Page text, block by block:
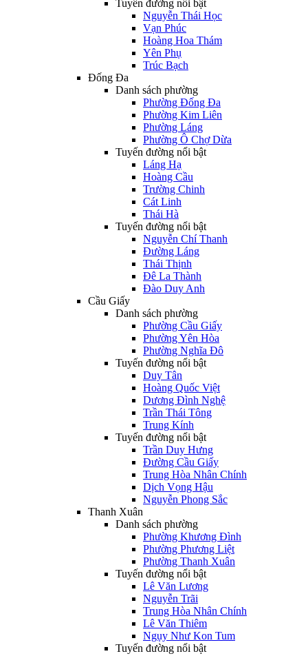
Tuyến đường nổi bật
Nguyễn Thái Học
Vạn Phúc
Hoàng Hoa Thám
Yên Phụ
Trúc Bạch
Đống Đa
Danh sách phường
Phường Đống Đa
Phường Kim Liên
Phường Láng
Phường Ô Chợ Dừa
Tuyến đường nổi bật
Láng Hạ
Hoàng Cầu
Trường Chinh
Cát Linh
Thái Hà
Tuyến đường nổi bật
Nguyễn Chí Thanh
Đường Láng
Thái Thịnh
Đê La Thành
Đào Duy Anh
Cầu Giấy
Danh sách phường
Phường Cầu Giấy
Phường Yên Hòa
Phường Nghĩa Đô
Tuyến đường nổi bật
Duy Tân
Hoàng Quốc Việt
Dương Đình Nghệ
Trần Thái Tông
Trung Kính
Tuyến đường nổi bật
Trần Duy Hưng
Đường Cầu Giấy
Trung Hòa Nhân Chính
Dịch Vọng Hậu
Nguyễn Phong Sắc
Thanh Xuân
Danh sách phường
Phường Khương Đình
Phường Phương Liệt
Phường Thanh Xuân
Tuyến đường nổi bật
Lê Văn Lương
Nguyễn Trãi
Trung Hòa Nhân Chính
Lê Văn Thiêm
Ngụy Như Kon Tum
Tuyến đường nổi bật